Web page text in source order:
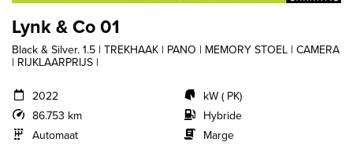
Lynk & Co 01
Black & Silver. 1.5 | TREKHAAK | PANO | MEMORY STOEL | CAMERA
| RIJKLAARPRIJS |
2022
86.753 km
Automaat
kW ( PK)
Hybride
Marge